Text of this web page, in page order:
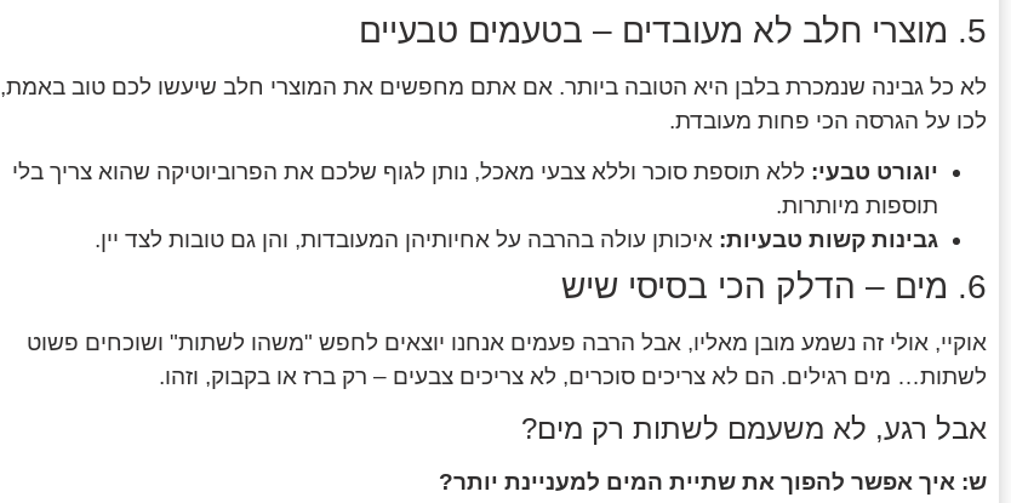
5. מוצרי חלב לא מעובדים – בטעמים טבעיים
לא כל גבינה שנמכרת בלבן היא הטובה ביותר. אם אתם מחפשים את המוצרי חלב שיעשו לכם טוב באמת,
לכו על הגרסה הכי פחות מעובדת.
יוגורט טבעי: ללא תוספת סוכר וללא צבעי מאכל, נותן לגוף שלכם את הפרוביוטיקה שהוא צריך בלי
תוספות מיותרות.
גבינות קשות טבעיות: איכותן עולה בהרבה על אחיותיהן המעובדות, והן גם טובות לצד יין.
6. מים – הדלק הכי בסיסי שיש
אוקיי, אולי זה נשמע מובן מאליו, אבל הרבה פעמים אנחנו יוצאים לחפש "משהו לשתות" ושוכחים פשוט
לשתות… מים רגילים. הם לא צריכים סוכרים, לא צריכים צבעים – רק ברז או בקבוק, וזהו.
אבל רגע, לא משעמם לשתות רק מים?
ש: איך אפשר להפוך את שתיית המים למעניינת יותר?